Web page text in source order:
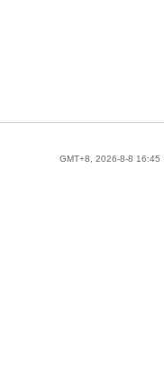
GMT+8, 2026-8-8 16:45